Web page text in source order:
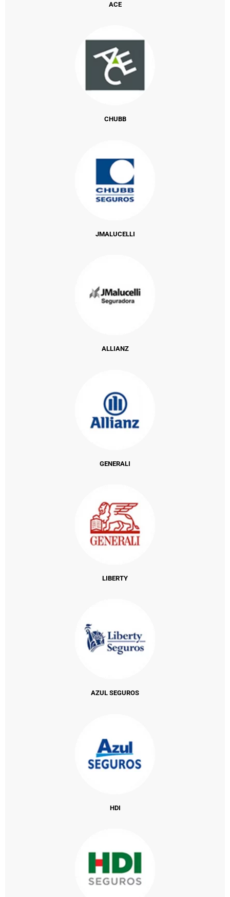
ACE
CHUBB
JMALUCELLI
ALLIANZ
GENERALI
LIBERTY
AZUL SEGUROS
HDI